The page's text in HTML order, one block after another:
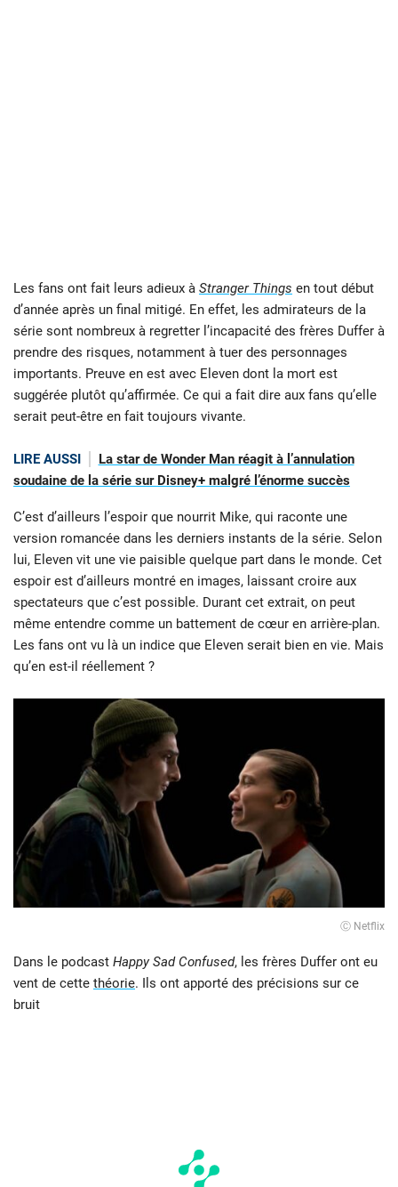
Les fans ont fait leurs adieux à Stranger Things en tout début
d’année après un final mitigé. En effet, les admirateurs de la
série sont nombreux à regretter l’incapacité des frères Duffer à
prendre des risques, notamment à tuer des personnages
importants. Preuve en est avec Eleven dont la mort est
suggérée plutôt qu’affirmée. Ce qui a fait dire aux fans qu’elle
serait peut-être en fait toujours vivante.
LIRE AUSSI
La star de Wonder Man réagit à l’annulation
soudaine de la série sur Disney+ malgré l’énorme succès
C’est d’ailleurs l’espoir que nourrit Mike, qui raconte une
version romancée dans les derniers instants de la série. Selon
lui, Eleven vit une vie paisible quelque part dans le monde. Cet
espoir est d’ailleurs montré en images, laissant croire aux
spectateurs que c’est possible. Durant cet extrait, on peut
même entendre comme un battement de cœur en arrière-plan.
Les fans ont vu là un indice que Eleven serait bien en vie. Mais
qu’en est-il réellement ?
Ⓒ Netflix
Dans le podcast Happy Sad Confused, les frères Duffer ont eu
vent de cette théorie. Ils ont apporté des précisions sur ce
bruit